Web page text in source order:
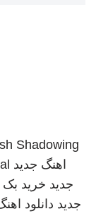
Shadowing
اهنگ جدید
جدید خرید بک
جدید دانلود